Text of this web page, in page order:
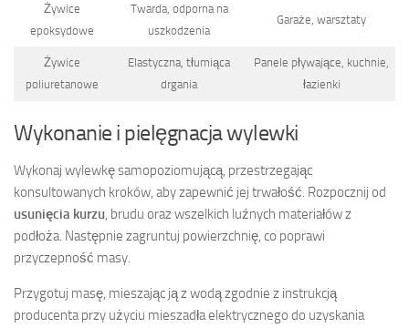
Żywice
epoksydowe
Twarda, odporna na
uszkodzenia
Garaże, warsztaty
Żywice
poliuretanowe
Elastyczna, tłumiąca
drgania
Panele pływające, kuchnie,
łazienki
Wykonanie i pielęgnacja wylewki
Wykonaj wylewkę samopoziomującą, przestrzegając
konsultowanych kroków, aby zapewnić jej trwałość. Rozpocznij od
usunięcia kurzu, brudu oraz wszelkich luźnych materiałów z
podłoża. Następnie zagruntuj powierzchnię, co poprawi
przyczepność masy.
Przygotuj masę, mieszając ją z wodą zgodnie z instrukcją
producenta przy użyciu mieszadła elektrycznego do uzyskania